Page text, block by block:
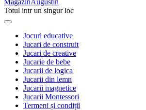
Totul intr un singur loc
Jocuri educative
Jucari de construit
Jucari de creative
Jucarie de bebe
Jucarii de logica
Jucarii din lemn
Jucarii magnetice
Jucarii Montessori
Termeni și condiții